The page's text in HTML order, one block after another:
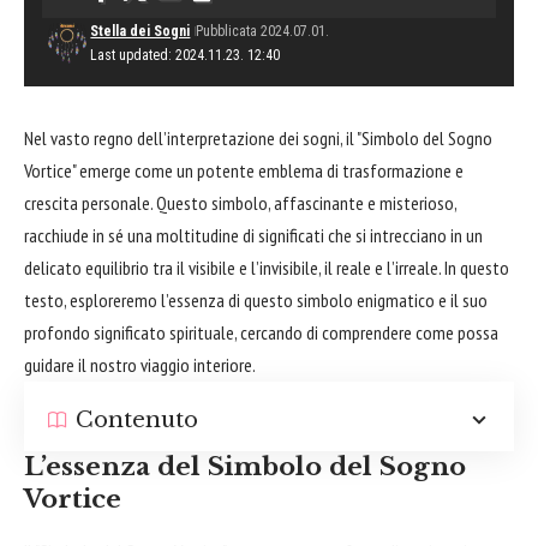
Last updated: 2024.11.23. 12:40
Stella dei Sogni Pubblicata 2024.07.01.
Nel vasto regno dell’interpretazione dei sogni, il "Simbolo del Sogno
Vortice" emerge come un potente emblema di trasformazione e
crescita personale. Questo simbolo, affascinante e misterioso,
racchiude in sé una moltitudine di significati che si intrecciano in un
delicato equilibrio tra il visibile e l’invisibile, il reale e l’irreale. In questo
testo, esploreremo l’essenza di questo simbolo enigmatico e il suo
profondo significato spirituale, cercando di comprendere come possa
guidare il nostro viaggio interiore.
Contenuto
L’essenza del Simbolo del Sogno
Vortice